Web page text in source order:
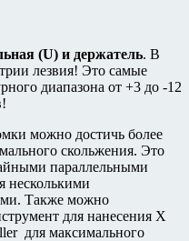
(U) и держатель. В
лезвия! Это самые
диапазона от +3 до -12
можно достичь более
скольжения. Это
параллельными
несколькими
Также можно
для нанесения Х
для максимального